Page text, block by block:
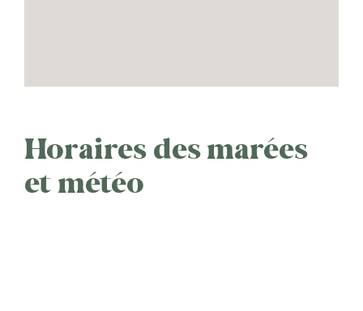
Horaires des marées
et météo